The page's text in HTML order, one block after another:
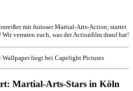
mit furioser Martial-Arts-Action, startet
verraten euch, was der Actionfilm drauf hat!
Wallpaper liegt bei Capelight Pictures
Martial-Arts-Stars in Köln